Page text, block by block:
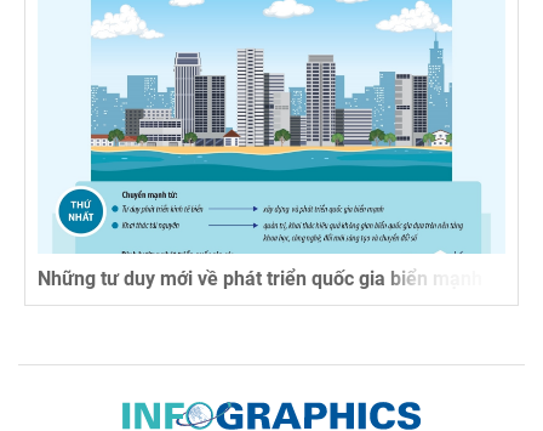
Những tư duy mới về phát triển quốc gia biển mạnh